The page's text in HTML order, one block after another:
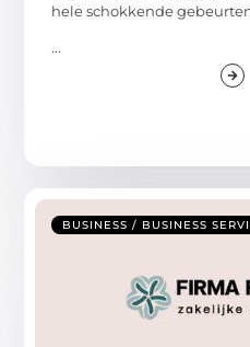
hele schokkende
...
BUSINESS / BUSINESS